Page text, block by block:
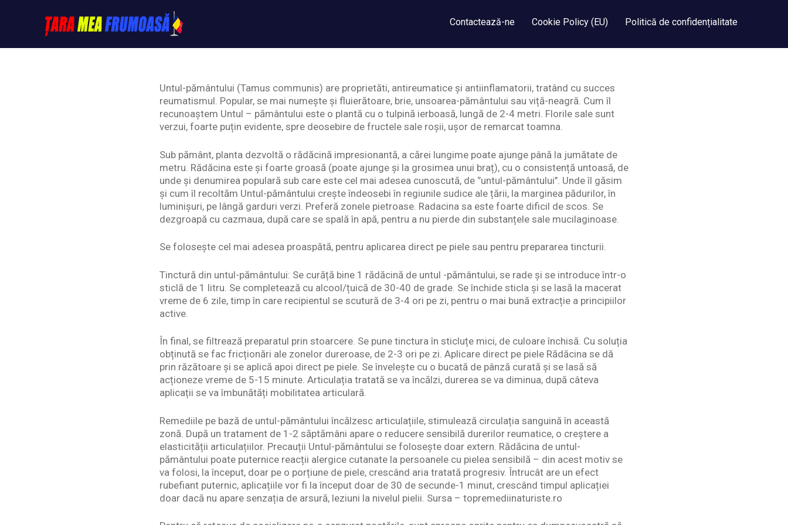
Tarameafrumoasa
Contactează-ne Cookie Policy (EU) Politică de confidențialitate
Untul-pământului (Tamus communis) are proprietăti, antireumatice și antiinflamatorii, tratând cu succes
reumatismul. Popular, se mai numește și fluierătoare, brie, unsoarea-pământului sau viță-neagră. Cum îl
recunoaștem Untul – pământului este o plantă cu o tulpină ierboasă, lungă de 2-4 metri. Florile sale sunt
verzui, foarte puțin evidente, spre deosebire de fructele sale roșii, ușor de remarcat toamna.
Sub pământ, planta dezvoltă o rădăcină impresionantă, a cărei lungime poate ajunge până la jumătate de
metru. Rădăcina este și foarte groasă (poate ajunge și la grosimea unui braț), cu o consistență untoasă, de
unde și denumirea populară sub care este cel mai adesea cunoscută, de ‘’untul-pământului’’. Unde îl găsim
și cum îl recoltăm Untul-pământului crește îndeosebi în regiunile sudice ale țării, la marginea pădurilor, în
luminișuri, pe lângă garduri verzi. Preferă zonele pietroase. Radacina sa este foarte dificil de scos. Se
dezgroapă cu cazmaua, după care se spală în apă, pentru a nu pierde din substanțele sale mucilaginoase.
Se folosește cel mai adesea proaspătă, pentru aplicarea direct pe piele sau pentru prepararea tincturii.
Tinctură din untul-pământului: Se curăță bine 1 rădăcină de untul -pământului, se rade și se introduce într-o
sticlă de 1 litru. Se completează cu alcool/țuică de 30-40 de grade. Se închide sticla și se lasă la macerat
vreme de 6 zile, timp în care recipientul se scutură de 3-4 ori pe zi, pentru o mai bună extracție a principiilor
active.
În final, se filtrează preparatul prin stoarcere. Se pune tinctura în sticluțe mici, de culoare închisă. Cu soluția
obținută se fac fricționări ale zonelor dureroase, de 2-3 ori pe zi. Aplicare direct pe piele Rădăcina se dă
prin răzătoare și se aplică apoi direct pe piele. Se învelește cu o bucată de pânză curată și se lasă să
acționeze vreme de 5-15 minute. Articulația tratată se va încălzi, durerea se va diminua, după câteva
aplicații se va îmbunătăți mobilitatea articulară.
Remediile pe bază de untul-pământului încălzesc articulațiile, stimulează circulația sanguină în această
zonă. După un tratament de 1-2 săptămâni apare o reducere sensibilă durerilor reumatice, o creștere a
elasticității articulațiilor. Precauții Untul-pământului se folosește doar extern. Rădăcina de untul-
pământului poate puternice reacții alergice cutanate la persoanele cu pielea sensibilă – din acest motiv se
va folosi, la început, doar pe o porțiune de piele, crescând aria tratată progresiv. Întrucât are un efect
rubefiant puternic, aplicațiile vor fi la început doar de 30 de secunde-1 minut, crescând timpul aplicației
doar dacă nu apare senzația de arsură, leziuni la nivelul pielii. Sursa – topremediinaturiste.ro